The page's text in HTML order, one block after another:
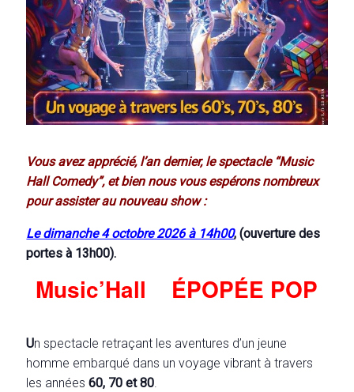
Vous avez apprécié, l’an dernier, le spectacle “Music
Hall Comedy”, et bien nous vous espérons nombreux
pour assister au nouveau show :
Le dimanche 4 octobre 2026 à 14h00,(ouverture des
portes à 13h00).
Music’Hall ÉPOPÉE POP
Un spectacle retraçant les aventures d’un jeune
homme embarqué dans un voyage vibrant à travers
les années60, 70 et 80.